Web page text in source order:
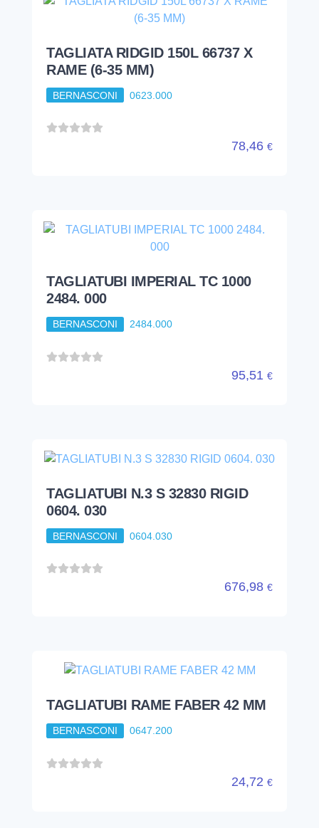
TAGLIATA RIDGID 150L 66737 X
RAME (6-35 MM)
BERNASCONI 0623.000
78,46 €
TAGLIATUBI IMPERIAL TC 1000
2484. 000
BERNASCONI 2484.000
95,51 €
TAGLIATUBI N.3 S 32830 RIGID
0604. 030
BERNASCONI 0604.030
676,98 €
TAGLIATUBI RAME FABER 42 MM
BERNASCONI 0647.200
24,72 €